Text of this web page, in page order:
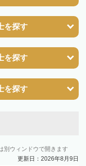
を探す
を探す
を探す
別ウィンドウで開きます
更新日：2026年8月9日